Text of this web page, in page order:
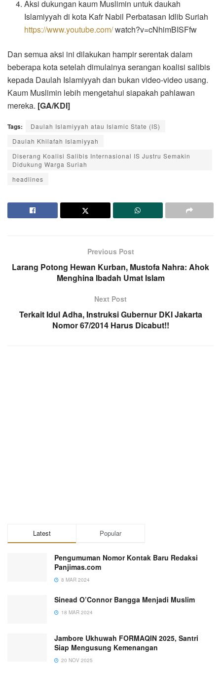
Aksi dukungan kaum Muslimin untuk daukah
Islamiyyah di kota Kafr Nabil Perbatasan Idlib Suriah
https://www.youtube.com/watch?v=cNhimBISFfw
Dan semua aksi ini dilakukan hampir serentak dalam
beberapa kota setelah dimulainya serangan koalisi salibis
kepada Daulah Islamiyyah dan bukan video-video usang.
Kaum Muslimin lebih mengetahui siapakah pahlawan
mereka. [GA/KDI]
Tags:
Daulah Islamiyyah atau Islamic State (IS)
Daulah Khilafah Islamiyyah
Diserang Koalisi Salibis Internasional IS Justru Semakin
Didukung Warga Suriah
headlines
Previous Post
Larang Potong Hewan Kurban, Mustofa Nahra: Ahok
Menghina Ibadah Umat Islam
Next Post
Terkait Idul Adha, Instruksi Gubernur DKI Jakarta
Nomor 67/2014 Harus Dicabut!!
Latest Popular
Pengumuman Nomor Kontak Baru Redaksi
Panjimas.com
8 MAR 2024
Sinead O’Connor Bangga Menjadi Muslim
18 MAR 2024
Jambore Ukhuwah FORMAQIN 2025, Santri
Siap Mengusung Kemenangan
20 NOV 2025